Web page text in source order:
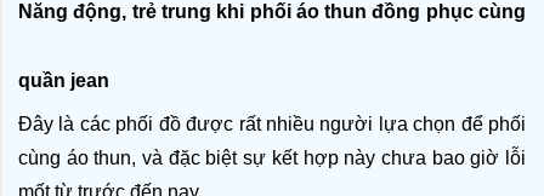
Năng động, trẻ trung khi phối áo thun đồng phục cùng
quần jean
Đây là các phối đồ được rất nhiều người lựa chọn để phối
cùng áo thun, và đặc biệt sự kết hợp này chưa bao giờ lỗi
mốt từ trước đến nay.